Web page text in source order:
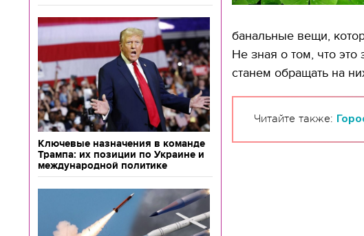
Ключевые назначения в команде
Трампа: их позиции по Украине и
международной политике
банальные вещи,
Не зная о том, что
станем обращать на
Читайте также: